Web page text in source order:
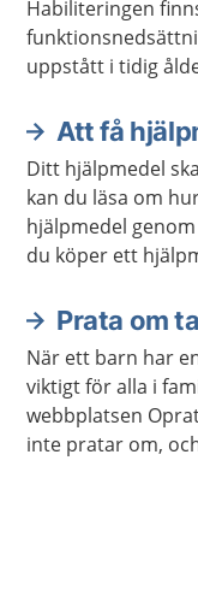
Habiliteringen
uppstått i tidig
Att få
Ditt hjälpmedel
kan du läsa om
hjälpmedel
du köper ett
Prata om
När ett barn har
viktigt för alla i
webbplatsen
inte pratar om,